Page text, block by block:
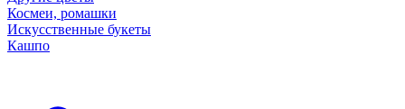
Космеи, ромашки
Искусственные букеты
Кашпо